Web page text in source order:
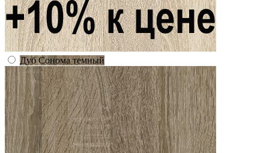
Дуб Сонома темный